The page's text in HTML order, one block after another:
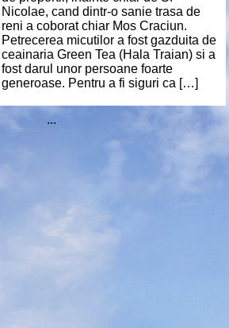
Nicolae, cand dintr-o sanie trasa de
reni a coborat chiar Mos Craciun.
Petrecerea micutilor a fost gazduita de
ceainaria Green Tea (Hala Traian) si a
fost darul unor persoane foarte
generoase. Pentru a fi siguri ca […]
...